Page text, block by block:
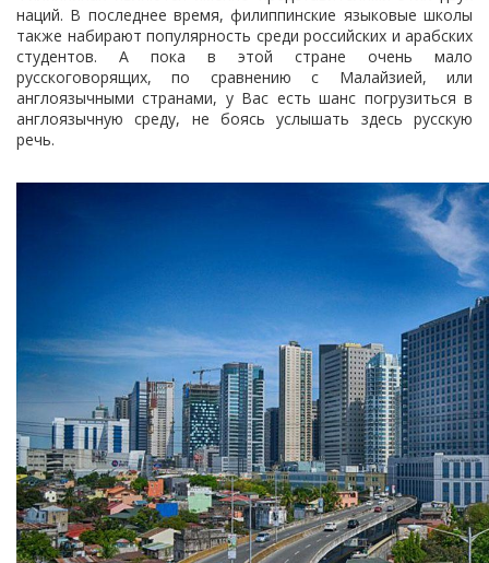
наций. В последнее время, филиппинские языковые школы
также набирают популярность среди российских и арабских
студентов. А пока в этой стране очень мало
русскоговорящих, по сравнению с Малайзией, или
англоязычными странами, у Вас есть шанс погрузиться в
англоязычную среду, не боясь услышать здесь русскую
речь.